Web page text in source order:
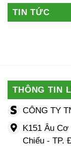
TIN TỨC
THÔNG TIN
CÔNG TY
K151 Âu
Chiểu - TP.